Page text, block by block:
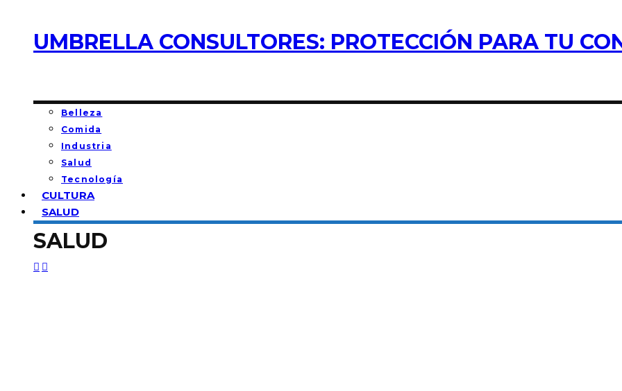
UMBRELLA CONSULTORES: PROTECCIÓN PARA TU
Belleza
Comida
Industria
Salud
Tecnología
CULTURA
SALUD
SALUD